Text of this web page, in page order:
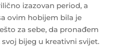
izazovan period, a
ovim hobijem bila je
za sebe, da pronađem
svoj bijeg u kreativni svijet.